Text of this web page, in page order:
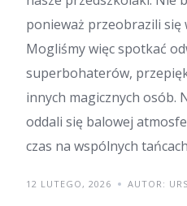
ponieważ przeobrazili się
Mogliśmy więc spotkać
superbohaterów,
innych magicznych osób.
oddali się balowej
czas na wspólnych
12 LUTEGO, 2026 AUTOR: